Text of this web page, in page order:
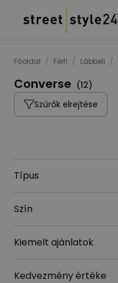
Főoldal / Férfi / Lábbeli /
Converse (12)
Szűrők elrejtése
Típus
Szín
Kiemelt ajánlatok
Kedvezmény értéke